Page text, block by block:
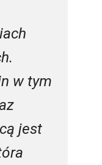
w tym
jest